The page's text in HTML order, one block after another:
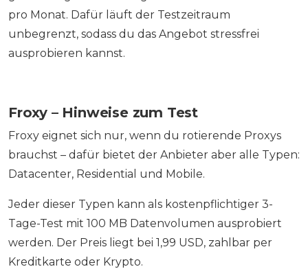
pro Monat. Dafür läuft der Testzeitraum
unbegrenzt, sodass du das Angebot stressfrei
ausprobieren kannst.
Froxy – Hinweise zum Test
Froxy eignet sich nur, wenn du rotierende Proxys
brauchst – dafür bietet der Anbieter aber alle Typen:
Datacenter, Residential und Mobile.
Jeder dieser Typen kann als kostenpflichtiger 3-
Tage-Test mit 100 MB Datenvolumen ausprobiert
werden. Der Preis liegt bei 1,99 USD, zahlbar per
Kreditkarte oder Krypto.